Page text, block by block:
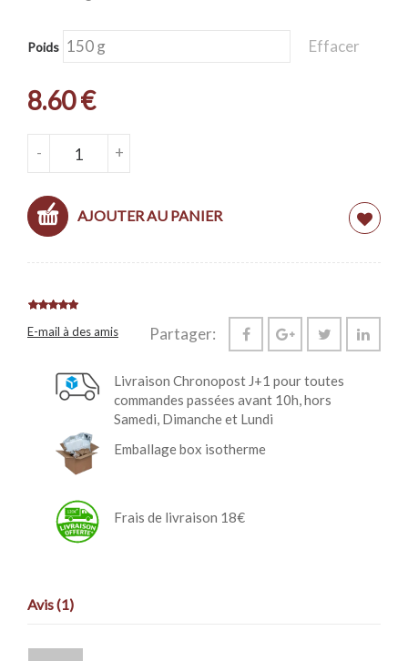
Poids Effacer
8.60€
- +
AJOUTER AU PANIER
E-mail à des amis Partager:
Livraison Chronopost J+1 pour toutes
commandes passées avant 10h, hors
Samedi, Dimanche et Lundi
Emballage box isotherme
Frais de livraison 18€
Avis (1)